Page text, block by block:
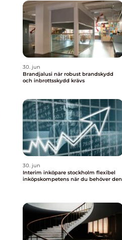
30. jun
Brandjalusi när robust brandskydd
och inbrottsskydd krävs
30. jun
Interim inköpare stockholm flexibel
inköpskompetens när du behöver den